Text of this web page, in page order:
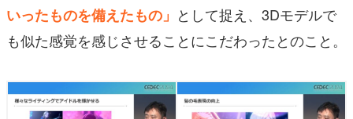
いったものを備えたもの」 として捉え、3Dモデルで
も似た感覚を感じさせることにこだわったとのこと。